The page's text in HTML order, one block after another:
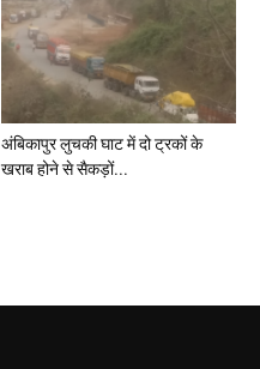
अंबिकापुर लुचकी घाट में दो ट्रकों के
खराब होने से सैकड़ों...